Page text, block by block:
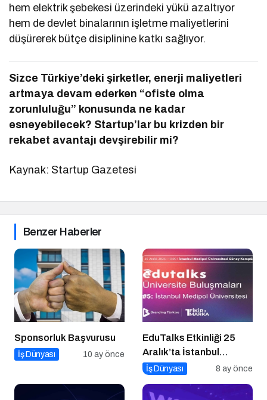
hem elektrik şebekesi üzerindeki yükü azaltıyor
hem de devlet binalarının işletme maliyetlerini
düşürerek bütçe disiplinine katkı sağlıyor.
Sizce Türkiye’deki şirketler, enerji maliyetleri
artmaya devam ederken “ofiste olma
zorunluluğu” konusunda ne kadar
esneyebilecek? Startup’lar bu krizden bir
rekabet avantajı devşirebilir mi?
Kaynak: Startup Gazetesi
Benzer Haberler
Sponsorluk Başvurusu
İş Dünyası 10 ay önce
EduTalks Etkinliği 25
Aralık’ta İstanbul
Medipol
İş Dünyası 8 ay önce